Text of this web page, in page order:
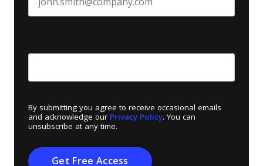
By submitting you agree to receive occasional emails
and acknowledge our Privacy Policy. You can
unsubscribe at any time.